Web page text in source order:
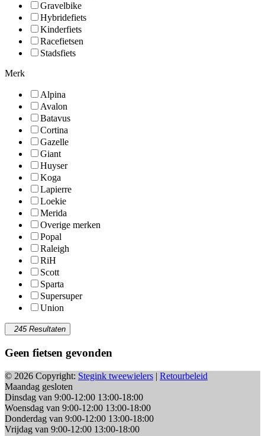
Gravelbike
Hybridefiets
Kinderfiets
Racefietsen
Stadsfiets
Merk
Alpina
Avalon
Batavus
Cortina
Gazelle
Giant
Huyser
Koga
Lapierre
Loekie
Merida
Overige merken
Popal
Raleigh
RiH
Scott
Sparta
Supersuper
Union
245 Resultaten
Geen fietsen gevonden
© 2026 Copyright: Stegink tweewielers | Retourbeleid
Maandag gesloten
Dinsdag van 9:00-12:00 13:00-18:00
Woensdag van 9:00-12:00 13:00-18:00
Donderdag van 9:00-12:00 13:00-18:00
Vrijdag van 9:00-12:00 13:00-18:00